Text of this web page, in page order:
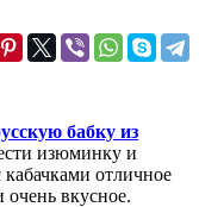
бабку из
изюминку и
кабачками отличное
вкусное.